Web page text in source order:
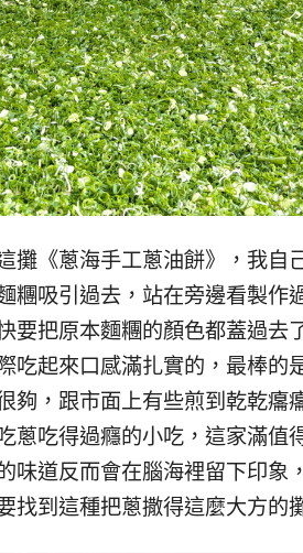
攤《蔥海手工蔥油餅》，我自
糰吸引過去，站在旁邊看製作
要把原本麵糰的顏色都蓋過去
吃起來口感滿扎實的，最棒的
夠，跟市面上有些煎到乾乾癟
蔥吃得過癮的小吃，這家滿值
味道反而會在腦海裡留下印象
找到這種把蔥撒得這麼大方的